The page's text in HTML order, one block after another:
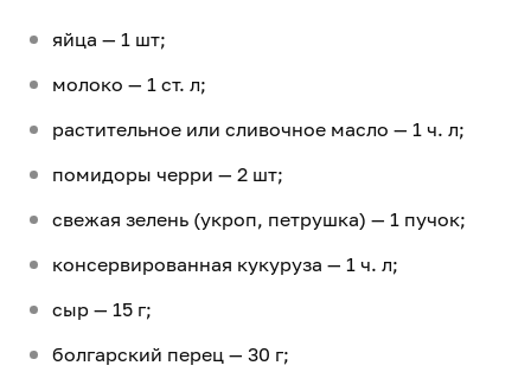
яйца — 1 шт;
молоко — 1 ст. л;
растительное или сливочное масло — 1 ч. л;
помидоры черри — 2 шт;
свежая зелень (укроп, петрушка) — 1 пучок;
консервированная кукуруза — 1 ч. л;
сыр — 15 г;
болгарский перец — 30 г;